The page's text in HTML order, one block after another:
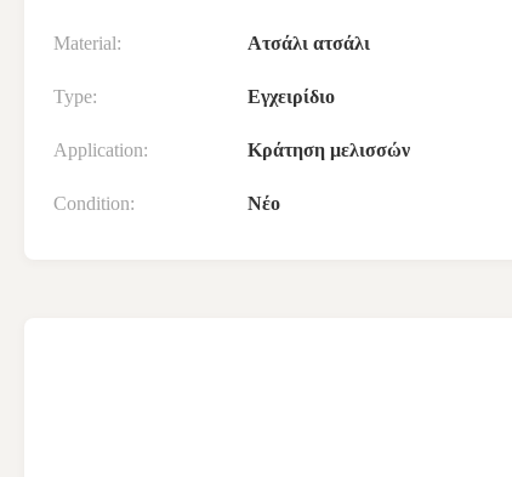
Material: Ατσάλι ατσάλι
Type: Εγχειρίδιο
Application: Κράτηση μελισσών
Condition: Νέο